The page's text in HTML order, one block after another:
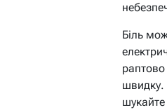
Біль
швидку.